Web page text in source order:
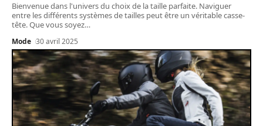
Bienvenue dans l'univers du choix de la taille parfaite. Naviguer
entre les différents systèmes de tailles peut être un véritable casse-
tête. Que vous soyez…
Mode 30 avril 2025